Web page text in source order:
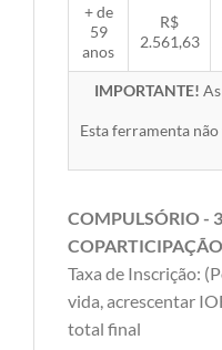
+ de
59
anos
R$
2.561,63
IMPORTANTE!
Esta ferramenta
COMPULSÓRIO -
COPARTICIPAÇÃO
Taxa de Inscrição:
vida, acrescentar
total final